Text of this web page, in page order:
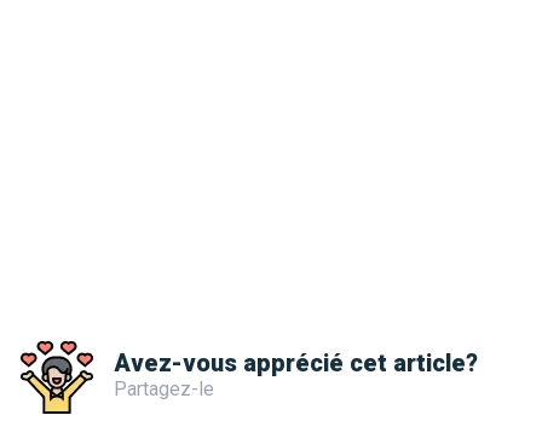
Avez-vous apprécié cet article?
Partagez-le